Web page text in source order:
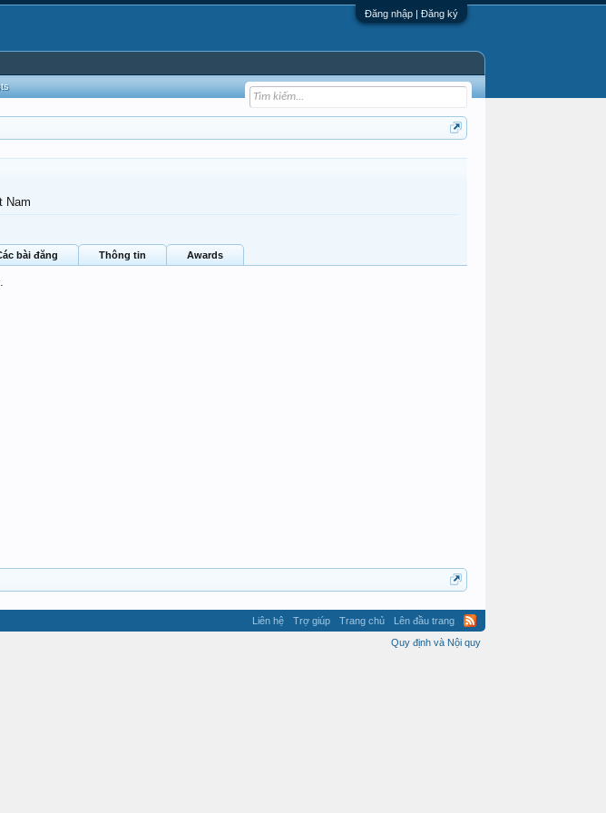
Đăng nhập | Đăng ký
Nam
bài đăng Thông tin Awards
Liên hệ Trợ giúp Trang chủ
Lên đầu trang
Quy định và Nội quy